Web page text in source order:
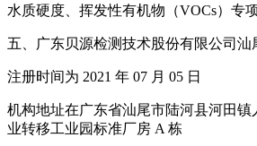
水质硬度、挥发性有机物（VOCs）专
五、广东贝源检测技术股份有限公司汕
注册时间为 2021 年 07 月 05 日
机构地址在广东省汕尾市陆河县河田镇
业转移工业园标准厂房 A 栋